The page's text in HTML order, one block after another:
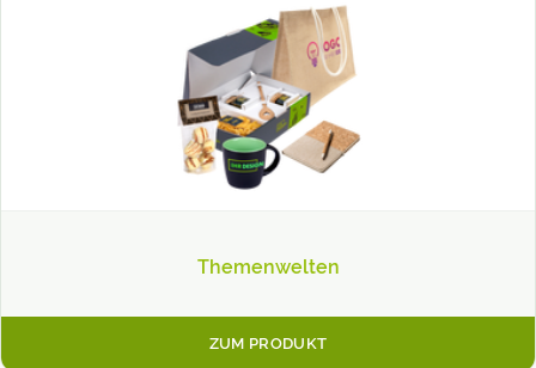
Themenwelten
ZUM PRODUKT